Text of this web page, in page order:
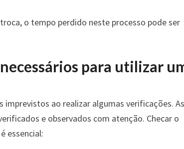
o tempo perdido neste processo pode ser
para utilizar
imprevistos ao realizar algumas verificações. As
e observados com atenção. Checar o
essencial: